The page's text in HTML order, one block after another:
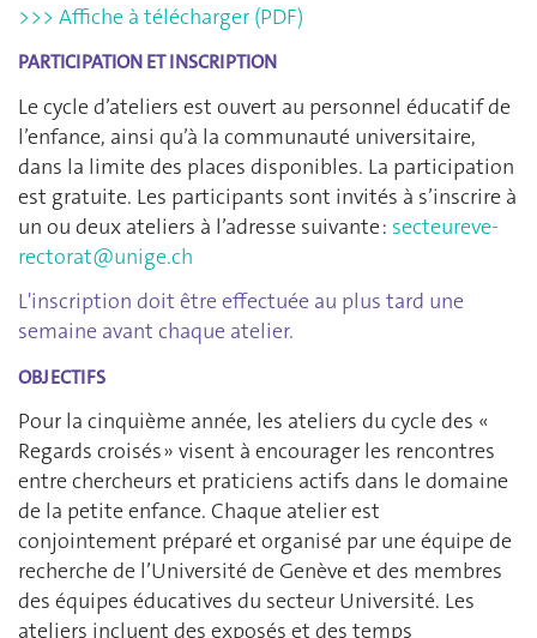
>>> Affiche à télécharger (PDF)
PARTICIPATION ET INSCRIPTION
Le cycle d’ateliers est ouvert au personnel éducatif de
l’enfance, ainsi qu’à la communauté universitaire,
dans la limite des places disponibles. La participation
est gratuite. Les participants sont invités à s’inscrire à
un ou deux ateliers à l’adresse suivante : secteureve-
rectorat@unige.ch
L'inscription doit être effectuée au plus tard une
semaine avant chaque atelier.
OBJECTIFS
Pour la cinquième année, les ateliers du cycle des «
Regards croisés » visent à encourager les rencontres
entre chercheurs et praticiens actifs dans le domaine
de la petite enfance. Chaque atelier est
conjointement préparé et organisé par une équipe de
recherche de l’Université de Genève et des membres
des équipes éducatives du secteur Université. Les
ateliers incluent des exposés et des temps